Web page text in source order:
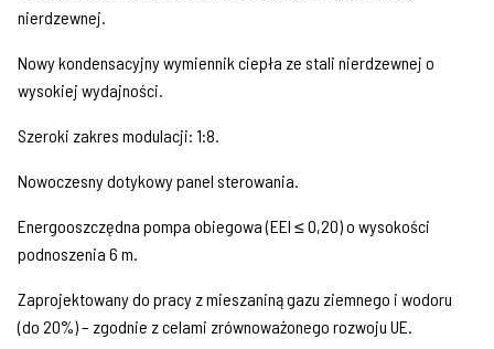
nierdzewnej.
Nowy kondensacyjny wymiennik ciepła ze stali nierdzewnej o
wysokiej wydajności.
Szeroki zakres modulacji: 1:8.
Nowoczesny dotykowy panel sterowania.
Energooszczędna pompa obiegowa (EEI ≤ 0,20) o wysokości
podnoszenia 6 m.
Zaprojektowany do pracy z mieszaniną gazu ziemnego i wodoru
(do 20%) – zgodnie z celami zrównoważonego rozwoju UE.